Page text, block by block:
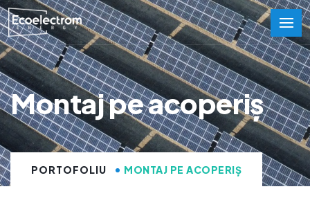
Montaj pe acoperiș
PORTOFOLIU MONTAJ PE ACOPERIȘ